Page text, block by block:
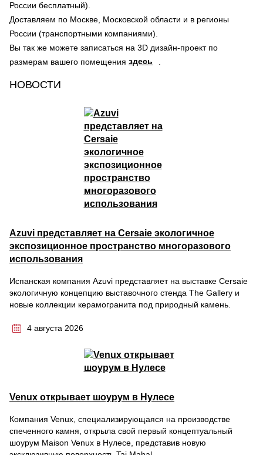
России бесплатный).
Доставляем по Москве, Московской области и в регионы
России (транспортными компаниями).
Вы так же можете записаться на 3D дизайн-проект по
размерам вашего помещения здесь
НОВОСТИ
Azuvi представляет на Cersaie экологичное
экспозиционное пространство многоразового
использования
Испанская компания Azuvi представляет на выставке Cersaie
экологичную концепцию выставочного стенда The Gallery и
новые коллекции керамогранита под природный камень.
4 августа 2026
Venux открывает шоурум в Нулесе
Компания Venux, специализирующаяся на производстве
спеченного камня, открыла свой первый концептуальный
шоурум Maison Venux в Нулесе, представив новую